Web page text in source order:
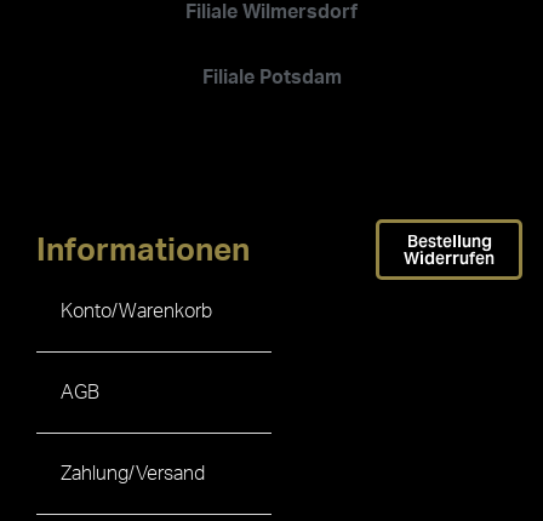
Filiale Wilmersdorf
Filiale Potsdam
Informationen
Konto/Warenkorb
AGB
Zahlung/Versand
Bestellung
Widerrufen